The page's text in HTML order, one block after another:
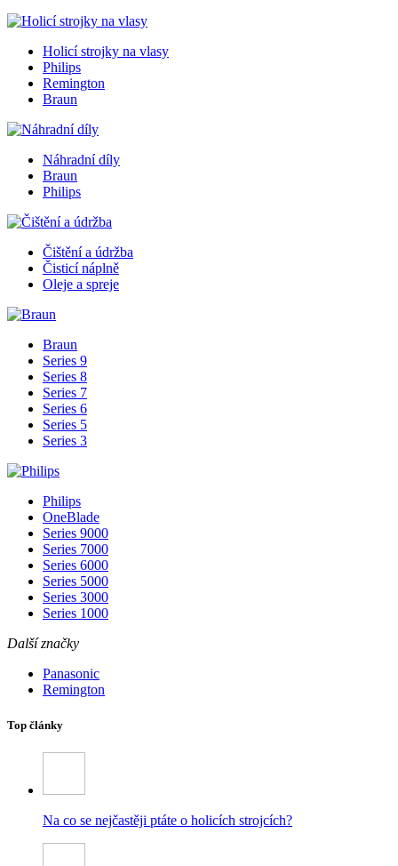
Holicí strojky na vlasy
Philips
Remington
Braun
Náhradní díly
Braun
Philips
Čištění a údržba
Čisticí náplně
Oleje a spreje
Braun
Series 9
Series 8
Series 7
Series 6
Series 5
Series 3
Philips
OneBlade
Series 9000
Series 7000
Series 6000
Series 5000
Series 3000
Series 1000
Další značky
Panasonic
Remington
Top články
Na co se nejčastěji ptáte o holicích strojcích?